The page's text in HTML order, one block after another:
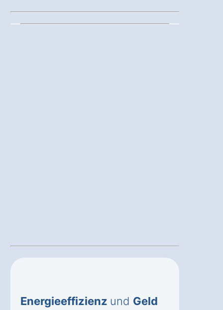
Energieeffizienz und Geld